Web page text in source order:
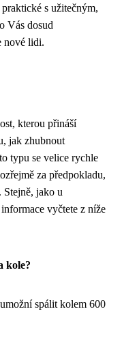
s užitečným,
Vás dosud
nové lidi.
kterou přináší
jak zhubnout
typu se velice rychle
za předpokladu,
jako u
vyčtete z níže
kole?
spálit kolem 600